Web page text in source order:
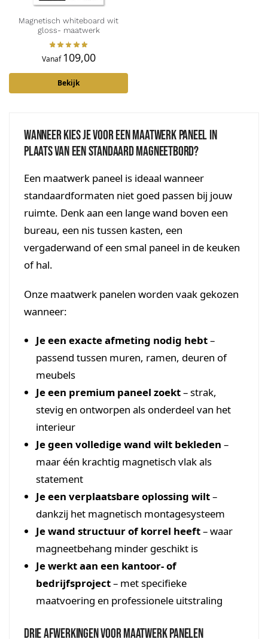
Magnetisch whiteboard wit
gloss- maatwerk
Vanaf 109,00
Bekijk
Wanneer kies je voor een maatwerk paneel in
plaats van een standaard magneetbord?
Een maatwerk paneel is ideaal wanneer
standaardformaten niet goed passen bij jouw
ruimte. Denk aan een lange wand boven een
bureau, een nis tussen kasten, een
vergaderwand of een smal paneel in de keuken
of hal.
Onze maatwerk panelen worden vaak gekozen
wanneer:
Je een exacte afmeting nodig hebt–
passend tussen muren, ramen, deuren of
meubels
Je een premium paneel zoekt– strak,
stevig en ontworpen als onderdeel van het
interieur
Je geen volledige wand wilt bekleden –
maar één krachtig magnetisch vlak als
statement
Je een verplaatsbare oplossing wilt–
dankzij het magnetisch montagesysteem
Je wand structuur of korrel heeft– waar
magneetbehang minder geschikt is
Je werkt aan een kantoor- of
bedrijfsproject– met specifieke
maatvoering en professionele uitstraling
Drie afwerkingen voor maatwerk panelen